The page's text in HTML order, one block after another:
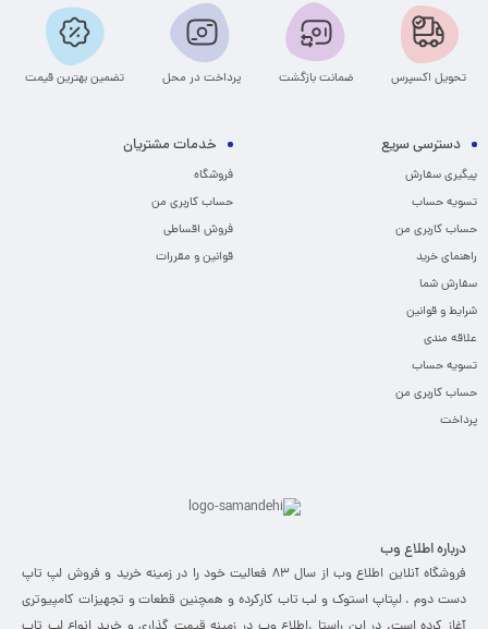
تحویل اکسپرس ضمانت بازگشت پرداخت در محل تضمین بهترین قیمت
دسترسی سریع
پیگیری سفارش
تسویه حساب
حساب کاربری من
راهنمای خرید
سفارش شما
شرایط و قوانین
علاقه مندی
تسویه حساب
حساب کاربری من
پرداخت
خدمات مشتریان
فروشگاه
حساب کاربری من
فروش اقساطی
قوانین و مقررات
درباره اطلاع وب
فروشگاه آنلاین اطلاع وب از سال 83 فعالیت خود را در زمینه خرید و فروش لپ تاپ
دست دوم ، لپتاپ استوک و لب تاب کارکرده و همچنین قطعات و تجهیزات کامپیوتری